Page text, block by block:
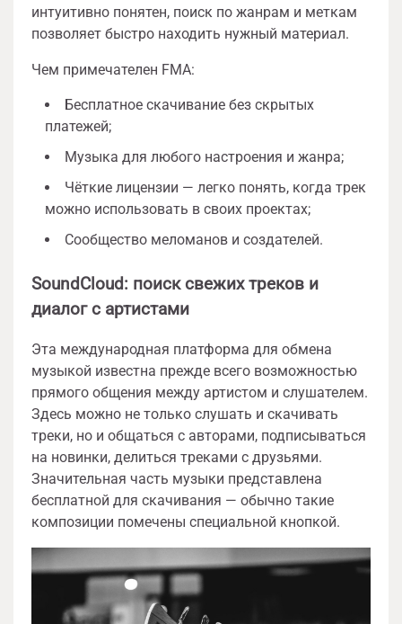
интуитивно понятен, поиск по жанрам и меткам
позволяет быстро находить нужный материал.
Чем примечателен FMA:
Бесплатное скачивание без скрытых
платежей;
Музыка для любого настроения и жанра;
Чёткие лицензии — легко понять, когда трек
можно использовать в своих проектах;
Сообщество меломанов и создателей.
SoundCloud: поиск свежих треков и
диалог с артистами
Эта международная платформа для обмена
музыкой известна прежде всего возможностью
прямого общения между артистом и слушателем.
Здесь можно не только слушать и скачивать
треки, но и общаться с авторами, подписываться
на новинки, делиться треками с друзьями.
Значительная часть музыки представлена
бесплатной для скачивания — обычно такие
композиции помечены специальной кнопкой.